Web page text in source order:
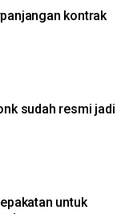
kontrak
sudah resmi jadi
untuk